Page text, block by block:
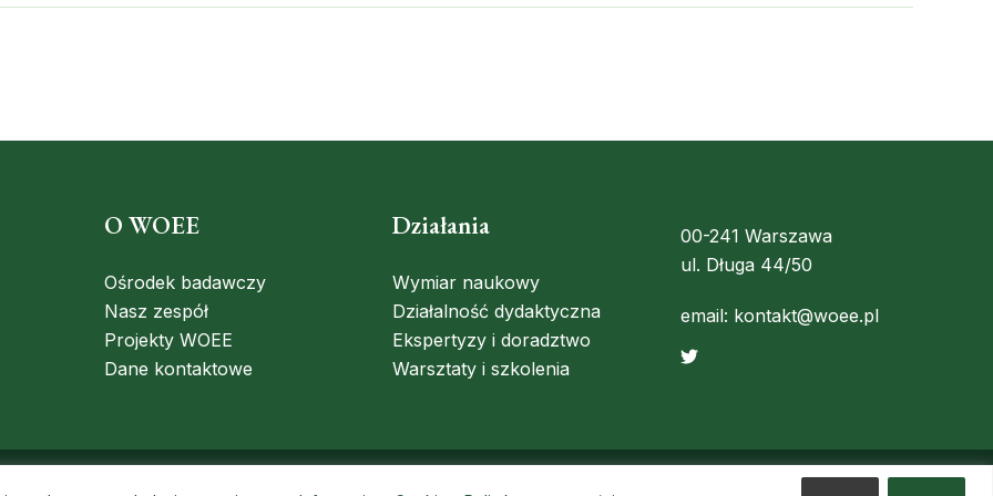
O WOEE
Ośrodek badawczy
Nasz zespół
Projekty WOEE
Dane kontaktowe
Działania
Wymiar naukowy
Działalność dydaktyczna
Ekspertyzy i doradztwo
Warsztaty i szkolenia
00-241 Warszawa
ul. Długa 44/50
email: kontakt@woee.pl